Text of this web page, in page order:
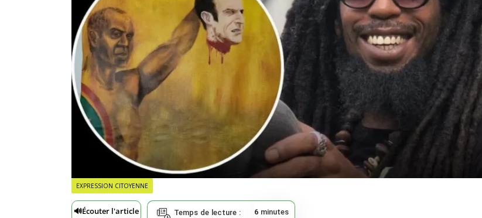
EXPRESSION CITOYENNE
🔊Écouter l'article Temps de lecture : 6 minutes